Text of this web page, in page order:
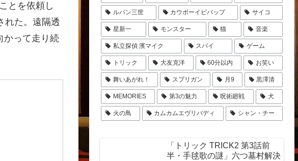
とを依頼し
れた。遠隔透
かって走り続
ルパン三世 カウボーイビバップ サイコ
星新一 モンスター 猫 音楽
私立探偵 濱マイク スパイ ゲーム
トリック 大友克洋 60分以内 お笑い
舞いあがれ！ スプリガン 月9 黒澤清
MEMORIES 第3の魅力 呪術廻戦 犬
火の鳥 カムカムエヴリバディ シャン・チー
「トリック TRICK2 第3話前
半・手毬歌の謎」六つ墓村解決